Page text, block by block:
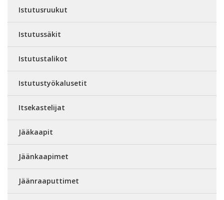
Istutusruukut
Istutussäkit
Istutustalikot
Istutustyökalusetit
Itsekastelijat
Jääkaapit
Jäänkaapimet
Jäänraaputtimet